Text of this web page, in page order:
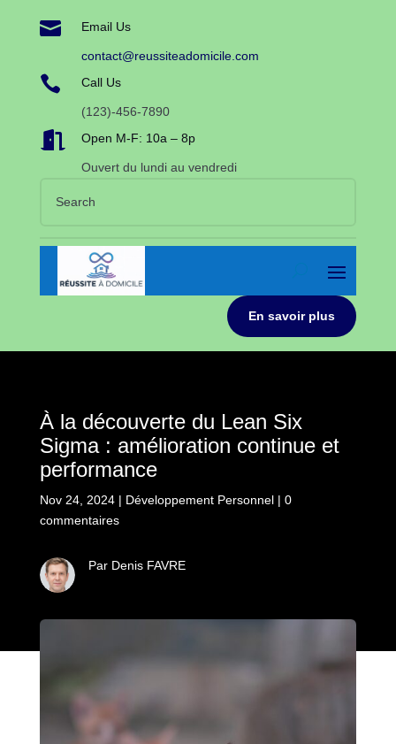
 Email Us
contact@reussiteadomicile.com
 Call Us
(123)-456-7890
 Open M-F: 10a – 8p
Ouvert du lundi au vendredi
En savoir plus
À la découverte du Lean Six
Sigma : amélioration continue et
performance
Nov 24, 2024| Développement Personnel| 0
commentaires
Par Denis FAVRE